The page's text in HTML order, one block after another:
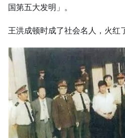
国第五大发明」。
王洪成顿时成了社会名人，火红